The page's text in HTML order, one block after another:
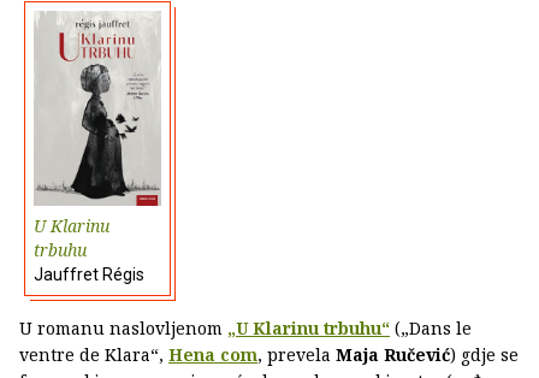
U Klarinu
trbuhu
Jauffret Régis
U romanu naslovljenom „U Klarinu trbuhu“ („Dans le
ventre de Klara“, Hena com, prevela Maja Ručević) gdje se